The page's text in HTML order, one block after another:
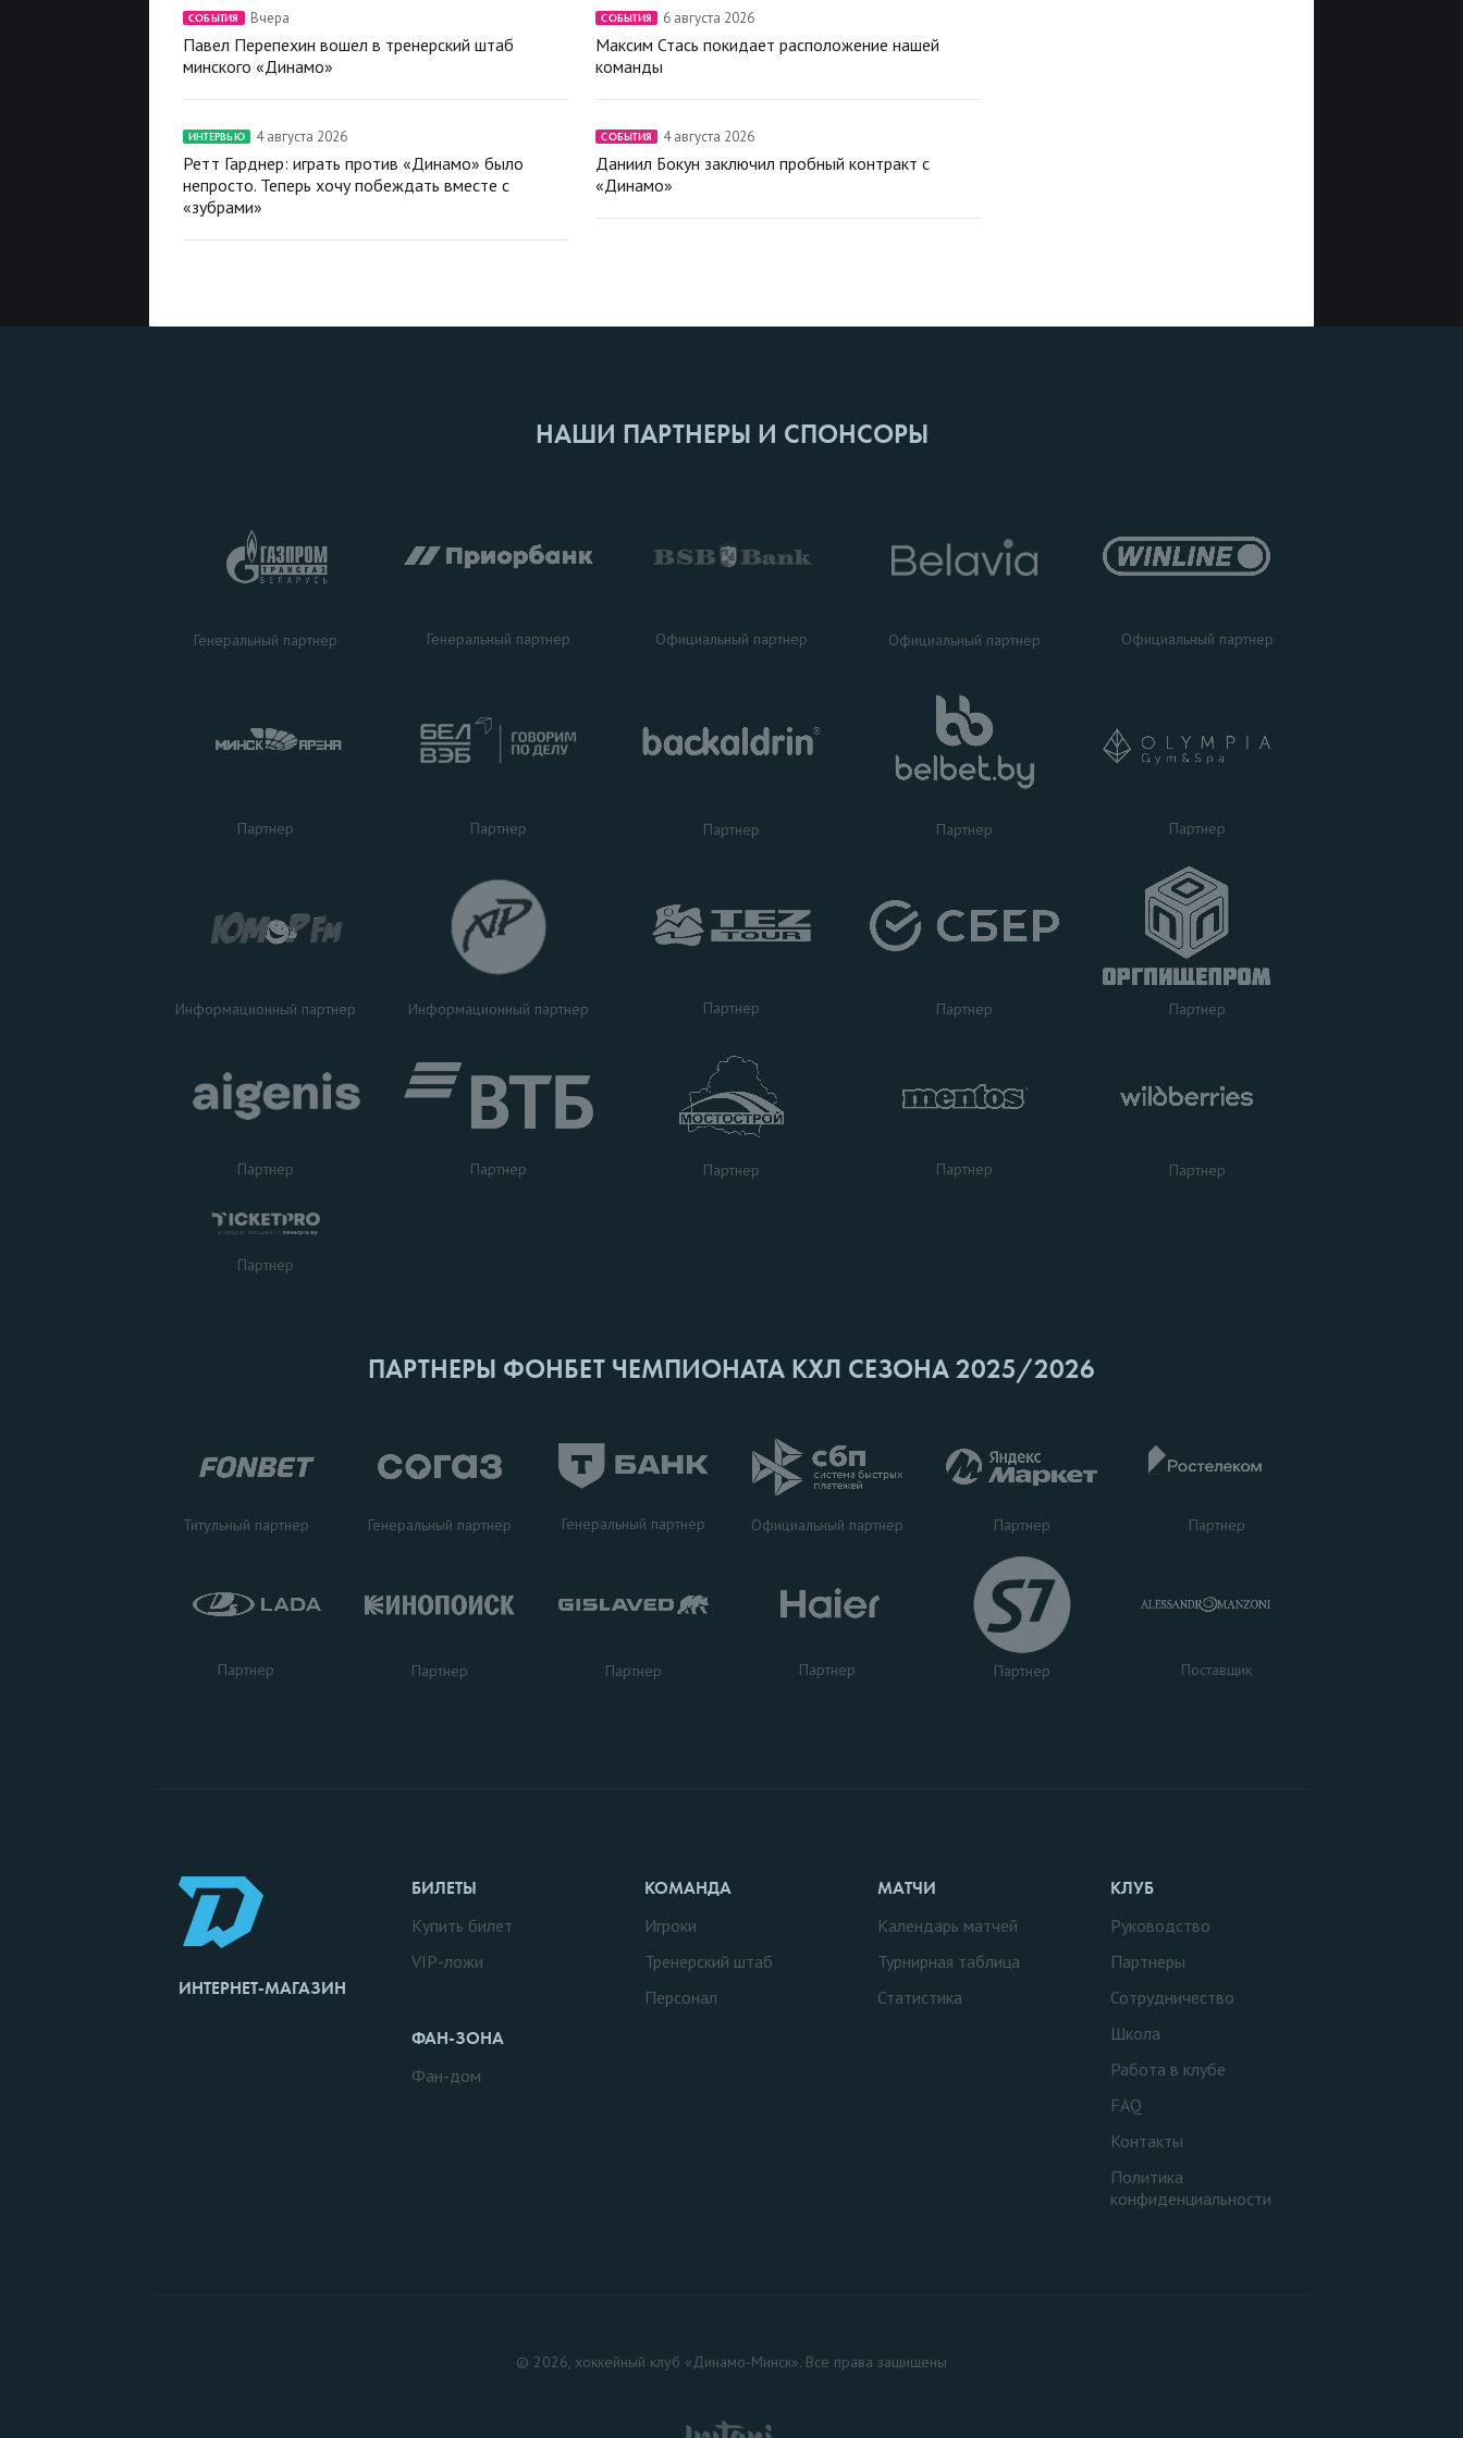
СОБЫТИЯ Вчера
Павел Перепехин вошел в тренерский штаб
минского «Динамо»
СОБЫТИЯ 6 августа 2026
Максим Стась покидает расположение нашей
команды
ИНТЕРВЬЮ 4 августа 2026
Ретт Гарднер: играть против «Динамо» было
непросто. Теперь хочу побеждать вместе с
«зубрами»
СОБЫТИЯ 4 августа 2026
Даниил Бокун заключил пробный контракт с
«Динамо»
НАШИ ПАРТНЕРЫ И СПОНСОРЫ
Генеральный партнер Генеральный партнер Официальный партнер Официальный партнер Официальный партнер
Партнер Партнер Партнер Партнер Партнер
Информационный партнер Информационный партнер Партнер Партнер Партнер
Партнер Партнер Партнер Партнер Партнер
Партнер
ПАРТНЕРЫ ФОНБЕТ ЧЕМПИОНАТА КХЛ СЕЗОНА 2025/2026
Титульный партнер Генеральный партнер Генеральный партнер Официальный партнер Партнер Партнер
Партнер Партнер Партнер Партнер Партнер Поставщик
ИНТЕРНЕТ-МАГАЗИН
БИЛЕТЫ
Купить билет
VIP-ложи
ФАН-ЗОНА
Фан-дом
КОМАНДА
Игроки
Тренерский штаб
Персонал
МАТЧИ
Календарь матчей
Турнирная таблица
Статистика
КЛУБ
Руководство
Партнеры
Сотрудничество
Школа
Работа в клубе
FAQ
Контакты
Политика
конфиденциальности
© 2026, хоккейный клуб «Динамо-Минск». Все права защищены